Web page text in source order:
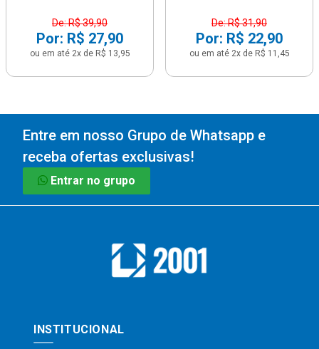
De: R$ 39,90
Por: R$ 27,90
ou em até 2x de R$ 13,95
De: R$ 31,90
Por: R$ 22,90
ou em até 2x de R$ 11,45
Entre em nosso Grupo de Whatsapp e
receba ofertas exclusivas!
Entrar no grupo
INSTITUCIONAL